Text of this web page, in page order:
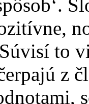
to
z